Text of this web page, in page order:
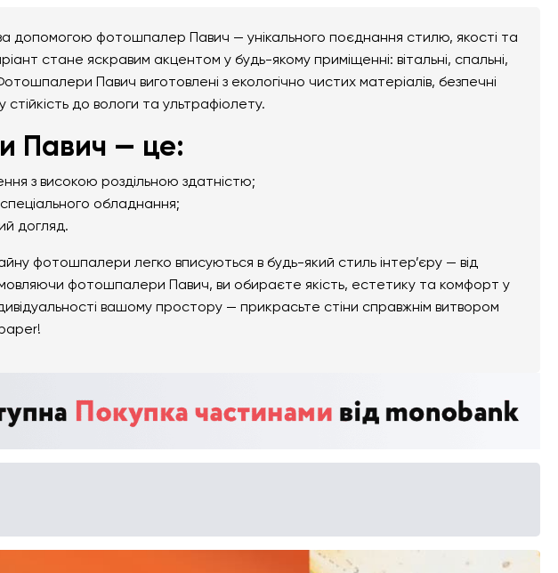
за допомогою фотошпалер Павич — унікального поєднання стилю, якості та
стане яскравим акцентом у будь-якому приміщенні: вітальні, спальні,
Павич виготовлені з екологічно чистих матеріалів, безпечні
до вологи та ультрафіолету.
Павич — це:
з високою роздільною здатністю;
обладнання;
догляд.
фотошпалери легко вписуються в будь-який стиль інтер’єру — від
фотошпалери Павич, ви обираєте якість, естетику та комфорт у
вашому простору — прикрасьте стіни справжнім витвором